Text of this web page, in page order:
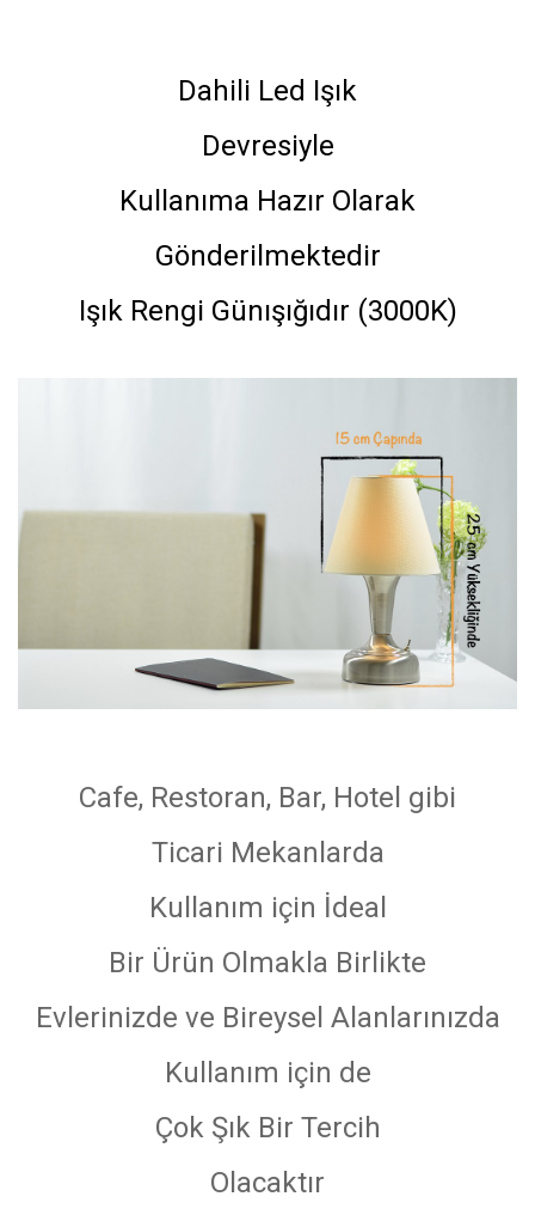
Dahili Led Işık
Devresiyle
Kullanıma Hazır Olarak
Gönderilmektedir
Işık Rengi Günışığıdır (3000K)
Cafe, Restoran, Bar, Hotel gibi
Ticari Mekanlarda
Kullanım için İdeal
Bir Ürün Olmakla Birlikte
Evlerinizde ve Bireysel Alanlarınızda
Kullanım için de
Çok Şık Bir Tercih
Olacaktır